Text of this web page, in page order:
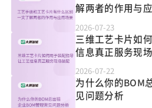
解两者的作用与
2026-07-23
三维工艺卡片如
信息真正服务现
2026-07-22
为什么你的BOM
见问题分析